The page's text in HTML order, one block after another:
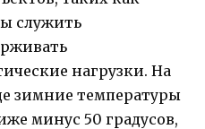
служить
нагрузки. На
зимние температуры
минус 50 градусов,